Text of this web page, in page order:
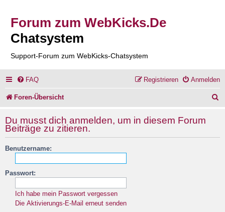
Forum zum WebKicks.De
Chatsystem
Support-Forum zum WebKicks-Chatsystem
FAQ Anmelden
Registrieren
Foren-Übersicht
Du musst dich anmelden, um in diesem Forum
Beiträge zu zitieren.
Benutzername:
Passwort:
Ich habe mein Passwort vergessen
Die Aktivierungs-E-Mail erneut senden